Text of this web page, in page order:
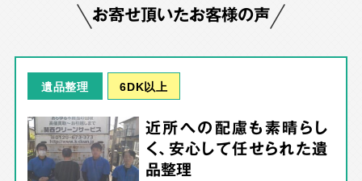
お寄せ頂いたお客様の声
遺品整理 6DK以上
近所への配慮も素晴らし
く、安心して任せられた遺
品整理